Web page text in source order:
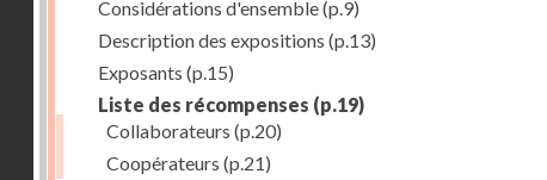
Considérations d'ensemble(p.9)
Description des expositions (p.13)
Exposants (p.15)
Liste des récompenses (p.19)
Collaborateurs (p.20)
Coopérateurs (p.21)